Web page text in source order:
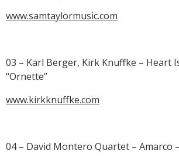
www.samtaylormusic.com
03 – Karl Berger, Kirk Knuffke – Heart
“Ornette”
www.kirkknuffke.com
04 – David Montero Quartet – Amarco –